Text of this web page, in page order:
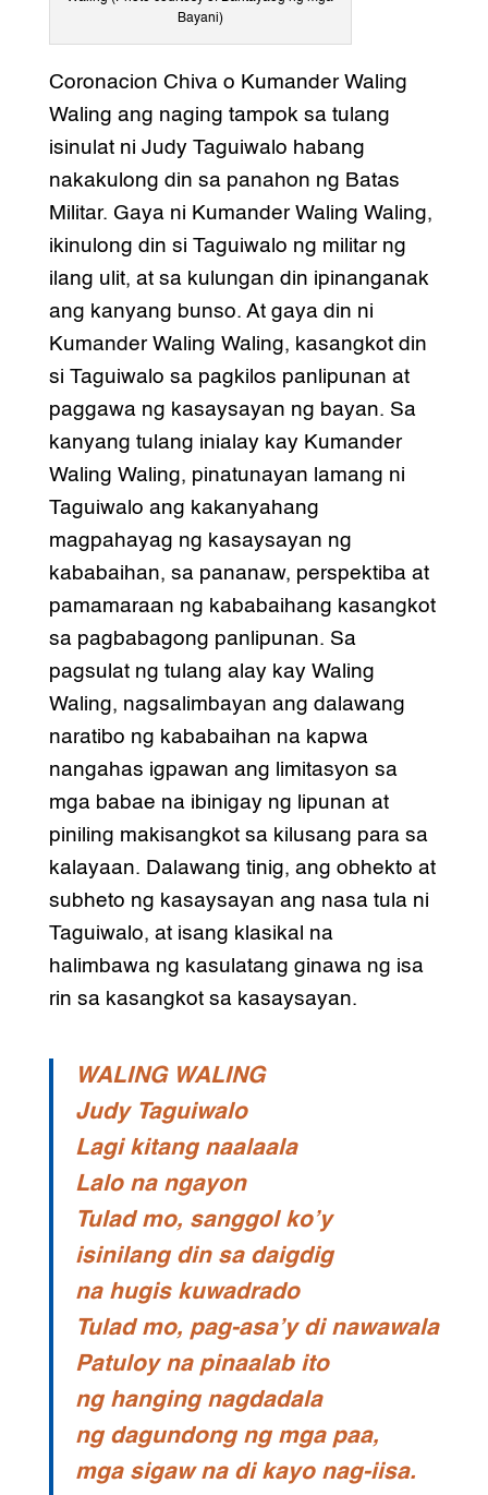
Bayani)
Coronacion Chiva o Kumander Waling
Waling ang naging tampok sa tulang
isinulat ni Judy Taguiwalo habang
nakakulong din sa panahon ng Batas
Militar. Gaya ni Kumander Waling Waling,
ikinulong din si Taguiwalo ng militar ng
ilang ulit, at sa kulungan din ipinanganak
ang kanyang bunso. At gaya din ni
Kumander Waling Waling, kasangkot din
si Taguiwalo sa pagkilos panlipunan at
paggawa ng kasaysayan ng bayan. Sa
kanyang tulang inialay kay Kumander
Waling Waling, pinatunayan lamang ni
Taguiwalo ang kakanyahang
magpahayag ng kasaysayan ng
kababaihan, sa pananaw, perspektiba at
pamamaraan ng kababaihang kasangkot
sa pagbabagong panlipunan. Sa
pagsulat ng tulang alay kay Waling
Waling, nagsalimbayan ang dalawang
naratibo ng kababaihan na kapwa
nangahas igpawan ang limitasyon sa
mga babae na ibinigay ng lipunan at
piniling makisangkot sa kilusang para sa
kalayaan. Dalawang tinig, ang obhekto at
subheto ng kasaysayan ang nasa tula ni
Taguiwalo, at isang klasikal na
halimbawa ng kasulatang ginawa ng isa
rin sa kasangkot sa kasaysayan.
WALING WALING
Judy Taguiwalo
Lagi kitang naalaala
Lalo na ngayon
Tulad mo, sanggol ko’y
isinilang din sa daigdig
na hugis kuwadrado
Tulad mo, pag-asa’y di nawawala
Patuloy na pinaalab ito
ng hanging nagdadala
ng dagundong ng mga paa,
mga sigaw na di kayo nag-iisa.